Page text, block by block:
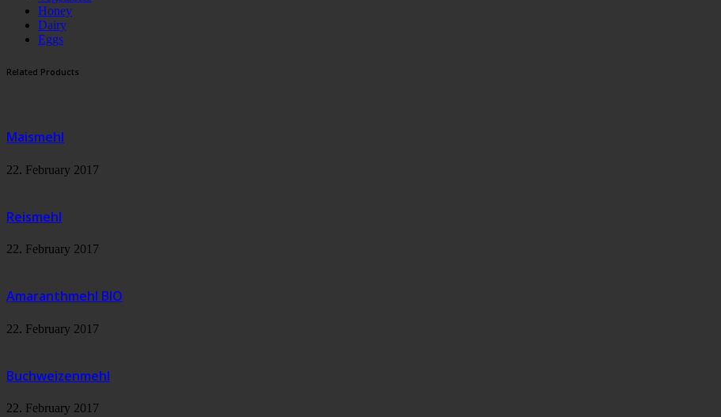
Honey
Dairy
Eggs
Related Products
Maismehl
22. February 2017
Reismehl
22. February 2017
Amaranthmehl BIO
22. February 2017
Buchweizenmehl
22. February 2017